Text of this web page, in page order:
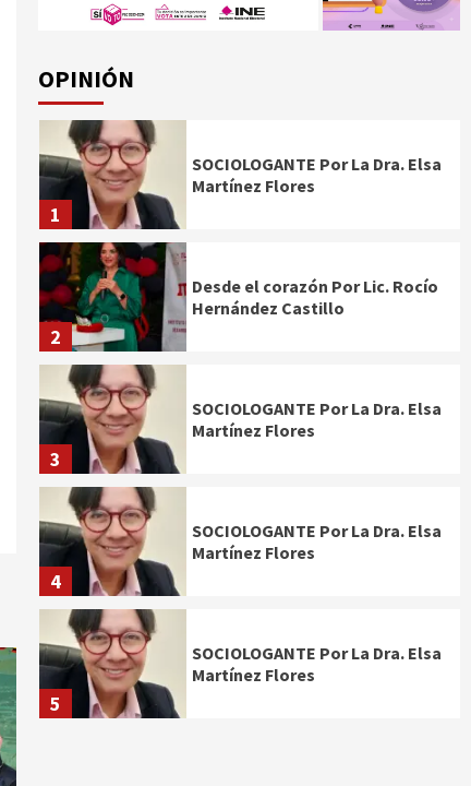
OPINIÓN
1
SOCIOLOGANTE Por La Dra. Elsa
Martínez Flores
2
Desde el corazón Por Lic. Rocío
Hernández Castillo
3
SOCIOLOGANTE Por La Dra. Elsa
Martínez Flores
4
SOCIOLOGANTE Por La Dra. Elsa
Martínez Flores
5
SOCIOLOGANTE Por La Dra. Elsa
Martínez Flores